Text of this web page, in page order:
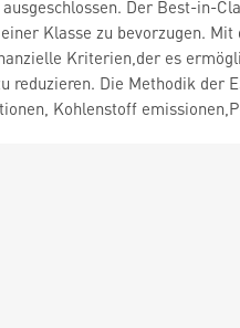
Der Best-in-
Klasse zu bevorzugen.
Kriterien,der es
reduzieren. Die Methodik der
Kohlenstoff